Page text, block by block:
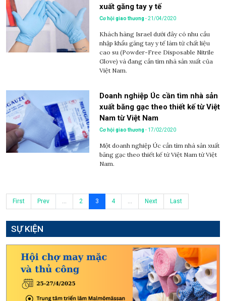
xuất găng tay y tế
Cơ hội giao thương- 21/04/2020
Khách hàng Israel dưới đây có nhu cầu
nhập khẩu găng tay y tế làm từ chất liệu
cao su (Powder-Free Disposable Nitrile
Glove) và đang cần tìm nhà sản xuất của
Việt Nam.
Doanh nghiệp Úc cần tìm nhà sản
xuất băng gạc theo thiết kế từ Việt
Nam từ Việt Nam
Cơ hội giao thương- 17/02/2020
Một doanh nghiệp Úc cần tìm nhà sản xuất
băng gạc theo thiết kế từ Việt Nam từ Việt
Nam.
First Prev ... 2 3 4 ... Next Last
SỰ KIỆN